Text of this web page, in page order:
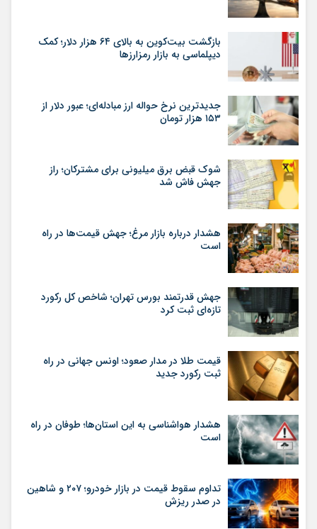
بازگشت بیت‌کوین به بالای ۶۴ هزار دلار؛ کمک
دیپلماسی به بازار رمزارزها
جدیدترین نرخ حواله ارز مبادله‌ای؛ عبور دلار از
۱۵۳ هزار تومان
شوک قبض برق میلیونی برای مشترکان؛ راز
جهش فاش شد
هشدار درباره بازار مرغ؛ جهش قیمت‌ها در راه
است
جهش قدرتمند بورس تهران؛ شاخص کل رکورد
تازه‌ای ثبت کرد
قیمت طلا در مدار صعود؛ اونس جهانی در راه
ثبت رکورد جدید
هشدار هواشناسی به این استان‌ها؛ طوفان در راه
است
تداوم سقوط قیمت در بازار خودرو؛ ۲۰۷ و شاهین
در صدر ریزش